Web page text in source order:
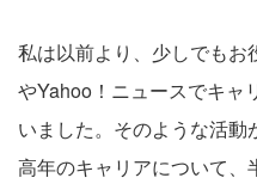
私は以前より、少しでも
やYahoo！ニュースでキャ
いました。そのような活動
高年のキャリアについて、